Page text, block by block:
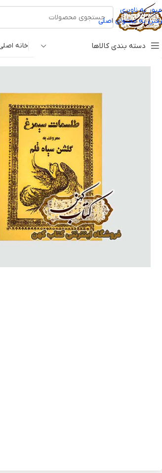
عبور به ناوبری
رفتن به محتوای اصلی
دسته بندی کالاها خانه